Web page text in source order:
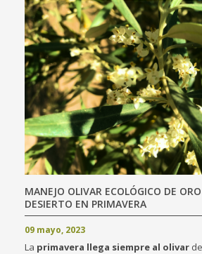
MANEJO OLIVAR ECOLÓGICO DE
DESIERTO EN PRIMAVERA
09 mayo, 2023
La primavera llega siempre al olivar